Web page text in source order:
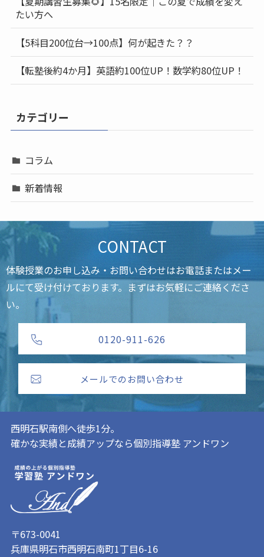
たい方へ
【5科目200位台→100点】何が起きた？？
【転塾後約4か月】英語約100位UP！数学約80位UP！
カテゴリー
コラム
新着情報
CONTACT
体験授業のお申し込み・お問い合わせはお電話またはメー
ルにて受け付けております。まずはお気軽にご連絡くださ
い。
0120-911-626
メールでのお問い合わせ
西明石駅南側へ徒歩1分。
確かな実績と成績アップなら個別指導塾 アンドワン
〒673-0041
兵庫県明石市西明石南町1丁目6-16